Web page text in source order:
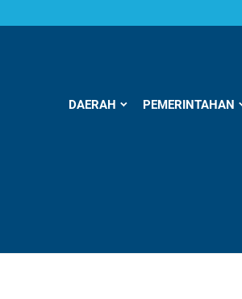
DAERAH PEMERINTAHAN